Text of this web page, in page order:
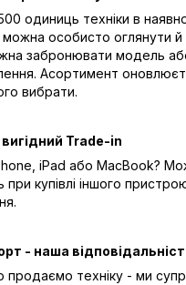
одиниць техніки в
особисто оглянути й
забронювати модель
Асортимент
вибрати.
Trade-in
iPad або MacBook?
при купівлі іншого
- наша
продаємо техніку - ми